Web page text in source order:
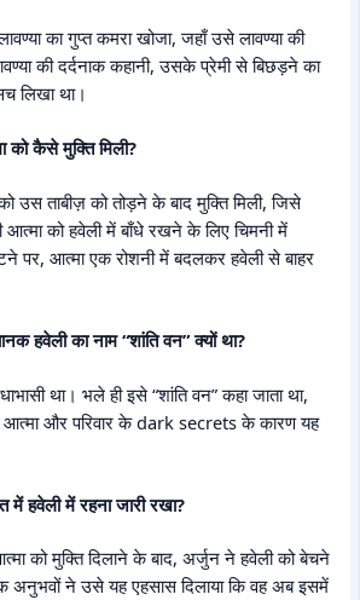
का गुप्त कमरा खोजा, जहाँ उसे लावण्या की
की दर्दनाक कहानी, उसके प्रेमी से बिछड़ने का
लिखा था।
को कैसे मुक्ति मिली?
उस ताबीज़ को तोड़ने के बाद मुक्ति मिली, जिसे
आत्मा को हवेली में बाँधे रखने के लिए चिमनी में
पर, आत्मा एक रोशनी में बदलकर हवेली से बाहर
हवेली का नाम “शांति वन” क्यों था?
था। भले ही इसे “शांति वन” कहा जाता था,
आत्मा और परिवार के dark secrets के कारण यह
हवेली में रहना जारी रखा?
को मुक्ति दिलाने के बाद, अर्जुन ने हवेली को बेचने
अनुभवों ने उसे यह एहसास दिलाया कि वह अब इसमें